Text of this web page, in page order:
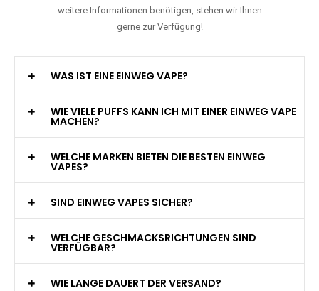
weitere Informationen benötigen, stehen wir Ihnen
gerne zur Verfügung!
WAS IST EINE EINWEG VAPE?
WIE VIELE PUFFS KANN ICH MIT EINER EINWEG VAPE
MACHEN?
WELCHE MARKEN BIETEN DIE BESTEN EINWEG
VAPES?
SIND EINWEG VAPES SICHER?
WELCHE GESCHMACKSRICHTUNGEN SIND
VERFÜGBAR?
WIE LANGE DAUERT DER VERSAND?